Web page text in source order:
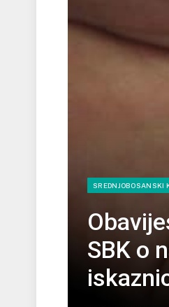
SREDNJOBOSANSKI
SBK o